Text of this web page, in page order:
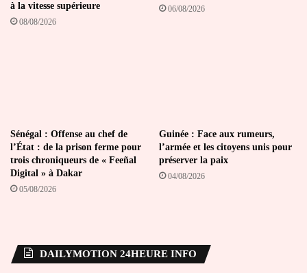
à la vitesse supérieure
08/08/2026
06/08/2026
Sénégal : Offense au chef de
l’État : de la prison ferme pour
trois chroniqueurs de « Feeñal
Digital » à Dakar
05/08/2026
Guinée : Face aux rumeurs,
l’armée et les citoyens unis pour
préserver la paix
04/08/2026
DAILYMOTION 24HEURE INFO